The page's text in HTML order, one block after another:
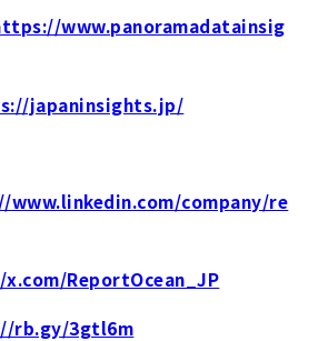
www.panoramadatainsig
japaninsights.jp/
www.linkedin.com/company/re
ReportOcean_JP
rb.gy/3gtl6m